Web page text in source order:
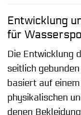
Entwicklung
für
Die Entwicklung
seitlich
basiert auf
physikalischen
denen